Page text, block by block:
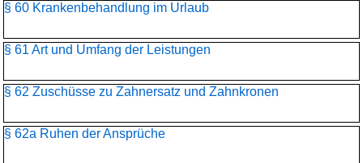
§ 60 Krankenbehandlung im Urlaub
§ 61 Art und Umfang der Leistungen
§ 62 Zuschüsse zu Zahnersatz und Zahnkronen
§ 62a Ruhen der Ansprüche